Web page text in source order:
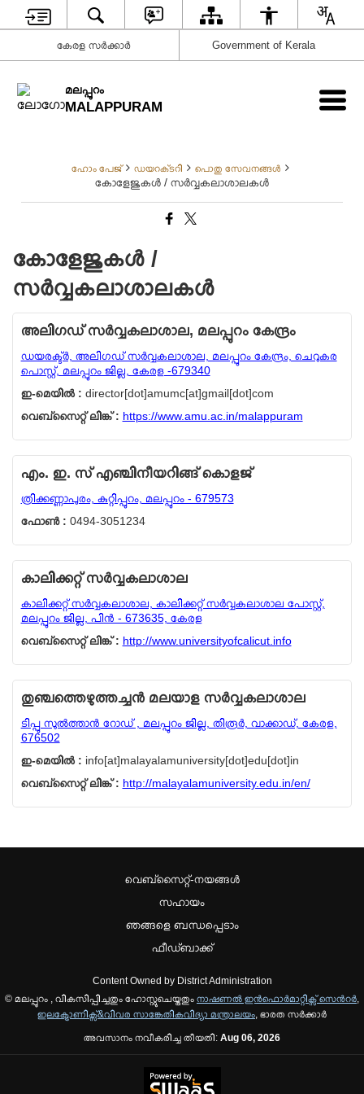
കേരള സര്‍ക്കാര്‍ Government of Kerala
മലപ്പുറം
MALAPPURAM
ഹോം പേജ് ഡയറക്‌ടറി പൊതു സേവനങ്ങൾ
കോളേജുകൾ / സർവ്വകലാശാലകൾ
കോളേജുകൾ /
സർവ്വകലാശാലകൾ
അലിഗഡ് സര്‍വ്വകലാശാല, മലപ്പുറം കേന്ദ്രം
ഡയരക്ട്ര്‍, അലിഗഡ് സര്‍വ്വകലാശാല, മലപ്പുറം കേന്ദ്രം, ചെറുകര
പൊസ്റ്റ്, മലപ്പുറം ജില്ല, കേരള -679340
ഇ-മെയില്‍ : director[dot]amumc[at]gmail[dot]com
വെബ്സൈറ്റ് ലിങ്ക് : https://www.amu.ac.in/malappuram
എം. ഇ. സ് എഞ്ചിനീയറിങ്ങ് കൊളജ്
ത്രിക്കണ്ണാപുരം, കുറ്റിപ്പുറം, മലപ്പുറം - 679573
ഫോണ്‍ : 0494-3051234
കാലിക്കറ്റ് സര്‍വ്വകലാശാല
കാലിക്കറ്റ് സര്‍വ്വകലാശാല, കാലിക്കറ്റ് സര്‍വ്വകലാശാല പോസ്റ്റ്,
മലപ്പുറം ജില്ല, പിന്‍ - 673635, കേരള
വെബ്സൈറ്റ് ലിങ്ക് : http://www.universityofcalicut.info
തുഞ്ചത്തെഴുത്തച്ചന്‍ മലയാള സര്‍വ്വകലാശാല
ടിപ്പു സുല്‍ത്താന്‍ റോഡ് , മലപ്പുറം ജില്ല, തിരൂര്‍, വാക്കാഡ്, കേരള,
676502
ഇ-മെയില്‍ : info[at]malayalamuniversity[dot]edu[dot]in
വെബ്സൈറ്റ് ലിങ്ക് : http://malayalamuniversity.edu.in/en/
വെബ്സൈറ്റ്-നയങ്ങള്‍
സഹായം
ഞങ്ങളെ ബന്ധപ്പെടാം
ഫീഡ്ബാക്ക്
Content Owned by District Administration
© മലപ്പുറം , വികസിപ്പിച്ചതും ഹോസ്റ്റുചെയ്തതും നാഷണല്‍ ഇന്‍ഫൊര്‍മാറ്റിക്സ് സെന്‍റര്‍
ഇലക്ട്രോണിക്സ്&വിവര സാങ്കേതികവിദ്യാ മന്ത്രാലയം , ഭാരത സര്‍ക്കാര്‍
അവസാനം നവീകരിച്ച തീയതി: Aug 06, 2026